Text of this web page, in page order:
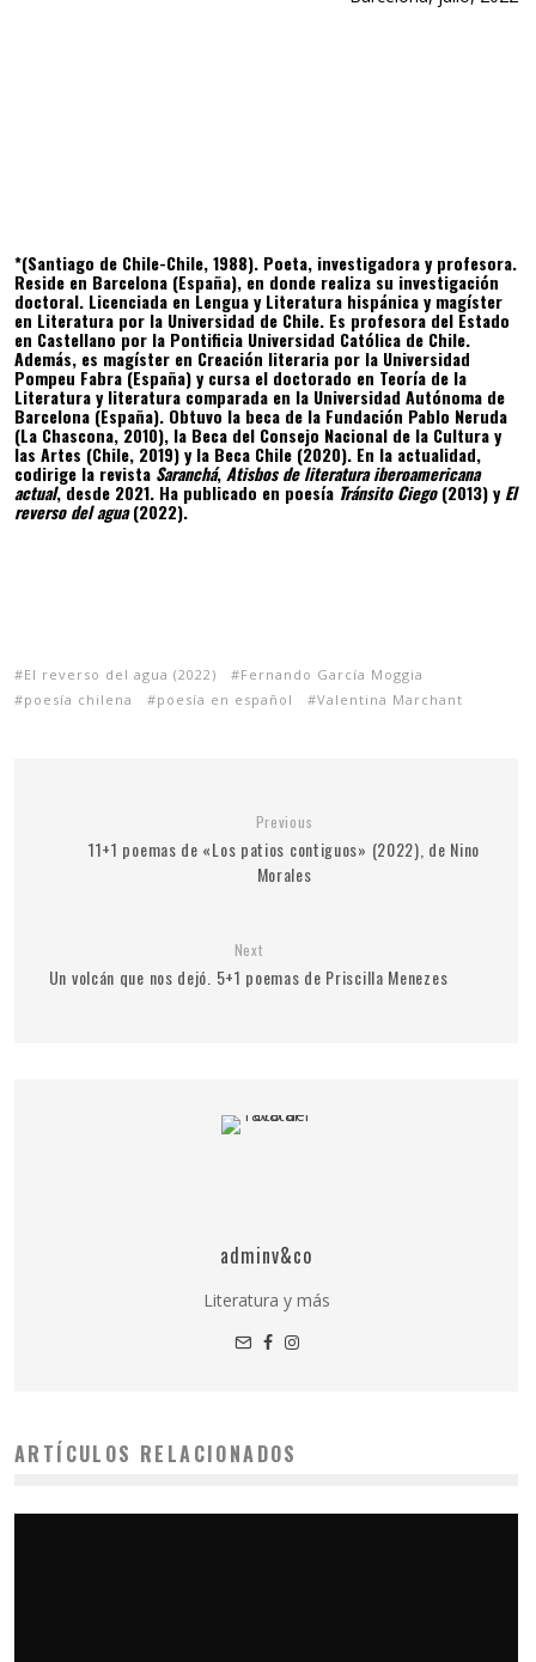
*(Santiago de Chile-Chile, 1988). Poeta, investigadora y profesora.
Reside en Barcelona (España), en donde realiza su investigación
doctoral. Licenciada en Lengua y Literatura hispánica y magíster
en Literatura por la Universidad de Chile. Es profesora del Estado
en Castellano por la Pontificia Universidad Católica de Chile.
Además, es magíster en Creación literaria por la Universidad
Pompeu Fabra (España) y cursa el doctorado en Teoría de la
Literatura y literatura comparada en la Universidad Autónoma de
Barcelona (España). Obtuvo la beca de la Fundación Pablo Neruda
(La Chascona, 2010), la Beca del Consejo Nacional de la Cultura y
las Artes (Chile, 2019) y la Beca Chile (2020). En la actualidad,
codirige la revista Saranchá, Atisbos de literatura iberoamericana
actual, desde 2021. Ha publicado en poesía Tránsito Ciego(2013) y El
reverso del agua(2022).
El reverso del agua (2022)
Fernando García Moggia
poesía chilena
poesía en español Valentina Marchant
Previous
11+1 poemas de «Los patios contiguos» (2022), de Nino
Morales
Next
Un volcán que nos dejó. 5+1 poemas de Priscilla Menezes
adminv&co
Literatura y más
ARTÍCULOS RELACIONADOS